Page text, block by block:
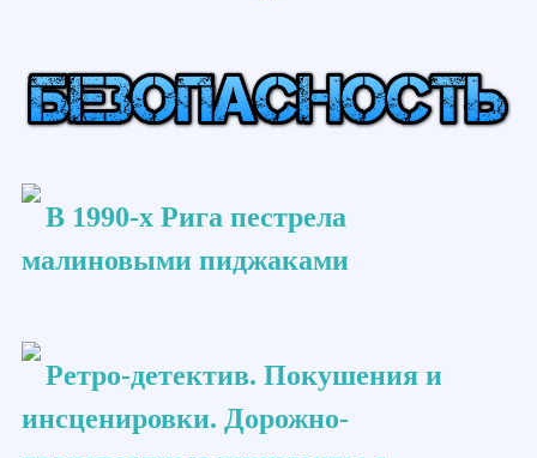
В 1990-х Рига пестрела
малиновыми пиджаками
Ретро-детектив. Покушения и
инсценировки. Дорожно-